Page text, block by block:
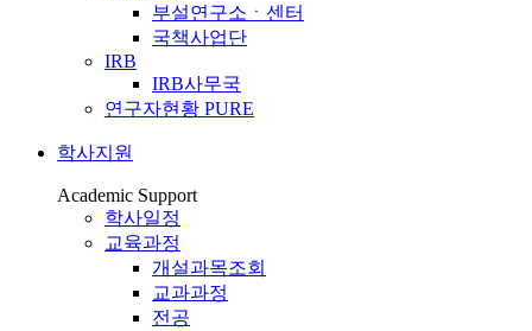
부설연구소ㆍ센터
국책사업단
IRB
IRB사무국
연구자현황 PURE
학사지원
Academic Support
학사일정
교육과정
개설과목조회
교과과정
전공